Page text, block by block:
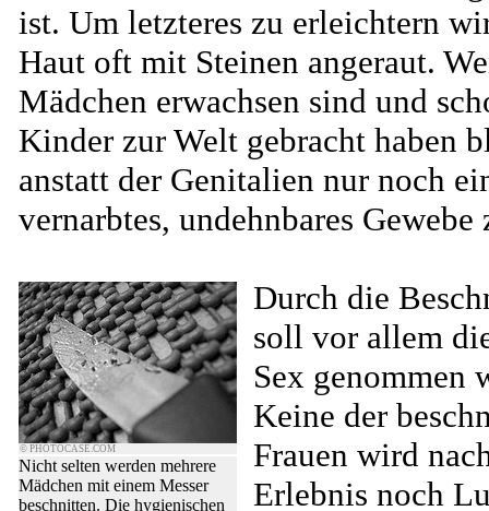
ist. Um letzteres zu erleichtern
Haut oft mit Steinen angeraut.
Mädchen erwachsen sind und
Kinder zur Welt gebracht haben
anstatt der Genitalien nur noch
vernarbtes, undehnbares Gewebe
© PHOTOCASE.COM
Nicht selten werden mehrere
Mädchen mit einem Messer
beschnitten. Die hygienischen
Durch die
soll vor allem
Sex genommen
Keine der
Frauen wird
Erlebnis noch